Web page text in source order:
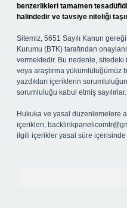
benzerlikleri tamamen
halindedir ve tavsiye niteliği
Sitemiz, 5651 Sayılı Kanun
Kurumu (BTK) tarafından
vermektedir. Bu nedenle,
veya araştırma yükümlülüğümüz
yazdıkları içeriklerin
sorumluluğu kabul etmiş sayılırlar.
Hukuka ve yasal düzenlemelere
içerikleri,
ilgili içerikler yasal süre içerisinde